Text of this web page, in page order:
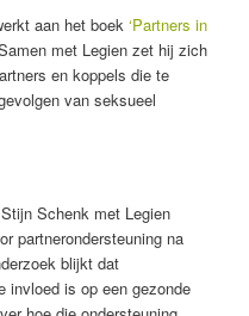
aan het boek‘Partners in
met Legien zet hij zich
en koppels die te
van seksueel
Schenk met Legien
partnerondersteuning na
blijkt dat
invloed is op een gezonde